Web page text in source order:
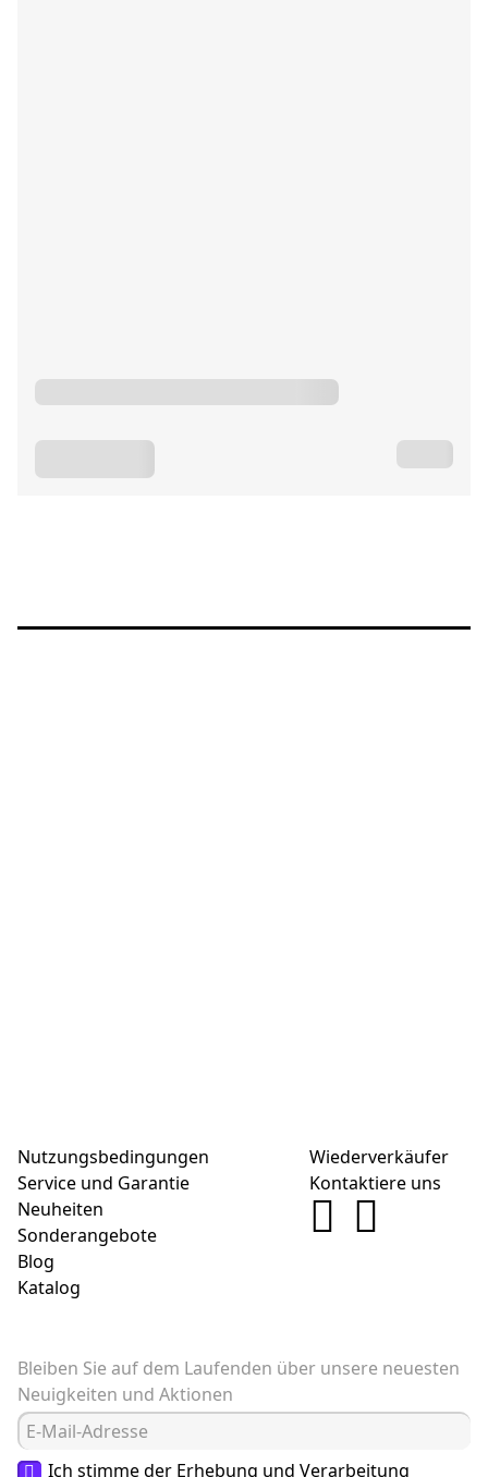
Nutzungsbedingungen
Service und Garantie
Neuheiten
Sonderangebote
Blog
Katalog
Wiederverkäufer
Kontaktiere uns
Bleiben Sie auf dem Laufenden über unsere neuesten
Neuigkeiten und Aktionen
Ich stimme der Erhebung und Verarbeitung